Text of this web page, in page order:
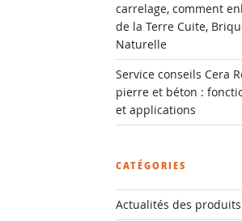
carrelage, comment
de la Terre Cuite,
Naturelle
Service conseils Cera
pierre et béton :
et applications
CATÉGORIES
Actualités des